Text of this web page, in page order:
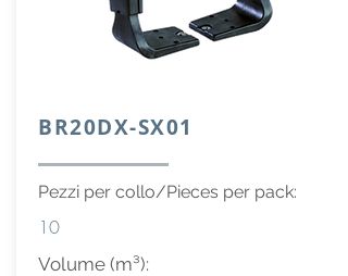
BR20DX-SX01
Pezzi per collo/Pieces per pack:
10
Volume (m³):